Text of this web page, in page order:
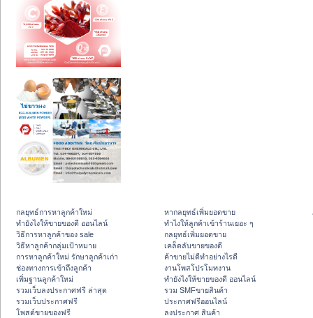
กลยุทธ์การหาลูกค้าใหม่
ทํายังไงให้ขายของดี ออนไลน์
วิธีการหาลูกค้าของ sale
วิธีหาลูกค้ากลุ่มเป้าหมาย
การหาลูกค้าใหม่ รักษาลูกค้าเก่า
ช่องทางการเข้าถึงลูกค้า
เพิ่มฐานลูกค้าใหม่
รวมเว็บลงประกาศฟรี ล่าสุด
รวมเว็บประกาศฟรี
โพสต์ขายของฟรี
หากลยุทธ์เพิ่มยอดขาย
ทําไงให้ลูกค้าเข้าร้านเยอะ ๆ
กลยุทธ์เพิ่มยอดขาย
เคล็ดลับขายของดี
ค้าขายไม่ดีทำอย่างไรดี
งานโพสโปรโมทงาน
ทํายังไงให้ขายของดี ออนไลน์
รวม SMFขายสินค้า
ประกาศฟรีออนไลน์
ลงประกาศ สินค้า